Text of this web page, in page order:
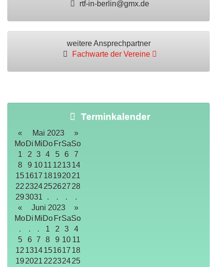
rtf-in-berlin@gmx.de
weitere Ansprechpartner
Fachwarte der Vereine
Terminkalender
« Mai 2023
»
MoDi MiDo FrSaSo
1
2 3 4 5 6
7
8
9 1011 121314
151617 18192021
22 2324252627 28
293031 . . .
.
«
Juni 2023
»
MoDi MiDo FrSaSo
.
. . 1 2 3
4
5
6 7 8 9 10 11
12 1314151617 18
19 2021 22232425